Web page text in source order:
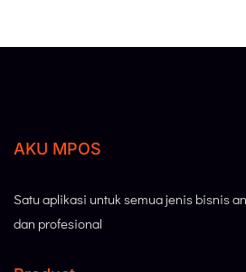
AKU MPOS
Satu aplikasi untuk semua jenis bisnis
dan profesional